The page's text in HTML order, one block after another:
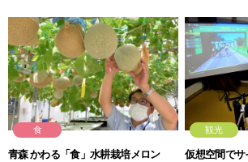
食
青森 かわる「食」水耕栽培メロン
観光
仮想空間で